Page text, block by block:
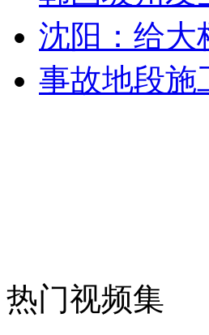
外交部：有关国家言论片面
沈阳：给大
事故地段施
热门视频集